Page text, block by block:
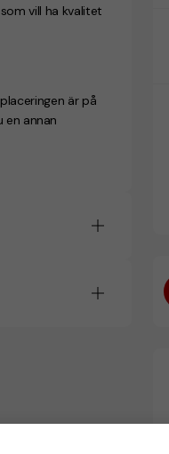
vill ha kvalitet
är på
en annan